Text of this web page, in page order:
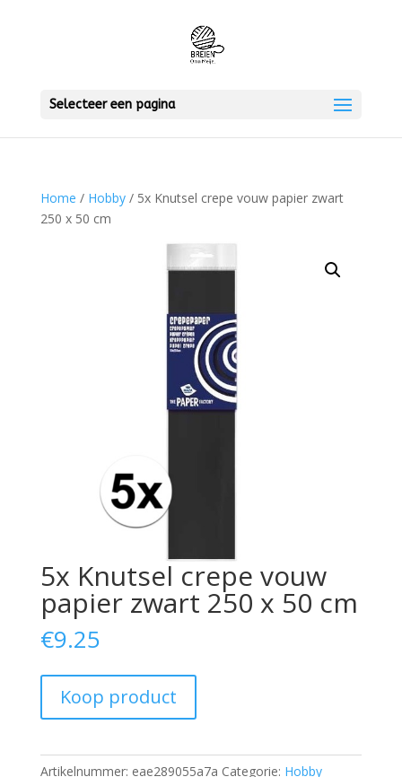
Selecteer een pagina
Home / Hobby/ 5x Knutsel crepe vouw papier zwart
250 x 50 cm
5x Knutsel crepe vouw
papier zwart 250 x 50 cm
€9.25
Koop product
Artikelnummer: eae289055a7a Categorie: Hobby